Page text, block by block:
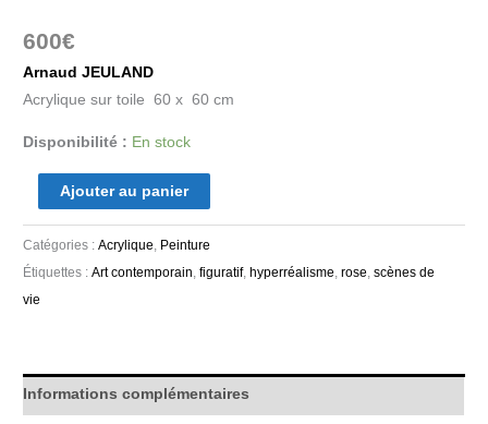
600€
Arnaud JEULAND
Acrylique sur toile 60 x 60 cm
Disponibilité : En stock
Ajouter au panier
Catégories :Acrylique, Peinture
Étiquettes :Art contemporain,figuratif, hyperréalisme,rose,scènes de
vie
Informations complémentaires